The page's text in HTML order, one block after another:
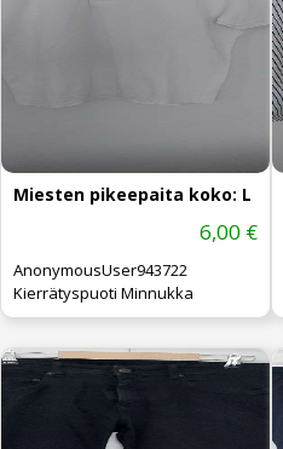
Miesten pikeepaita koko: L
6,00 €
AnonymousUser943722
Kierrätyspuoti Minnukka